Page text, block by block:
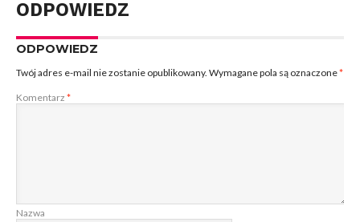
ODPOWIEDZ
ODPOWIEDZ
Twój adres e-mail nie zostanie opublikowany. Wymagane pola są oznaczone*
Komentarz *
Nazwa